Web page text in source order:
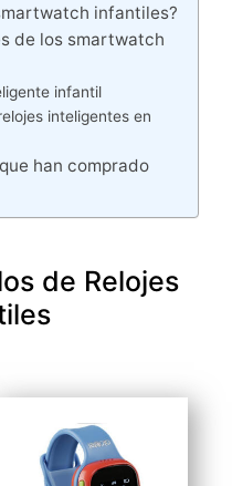
infantiles?
de los smartwatch
infantil
inteligentes en
han comprado
de Relojes